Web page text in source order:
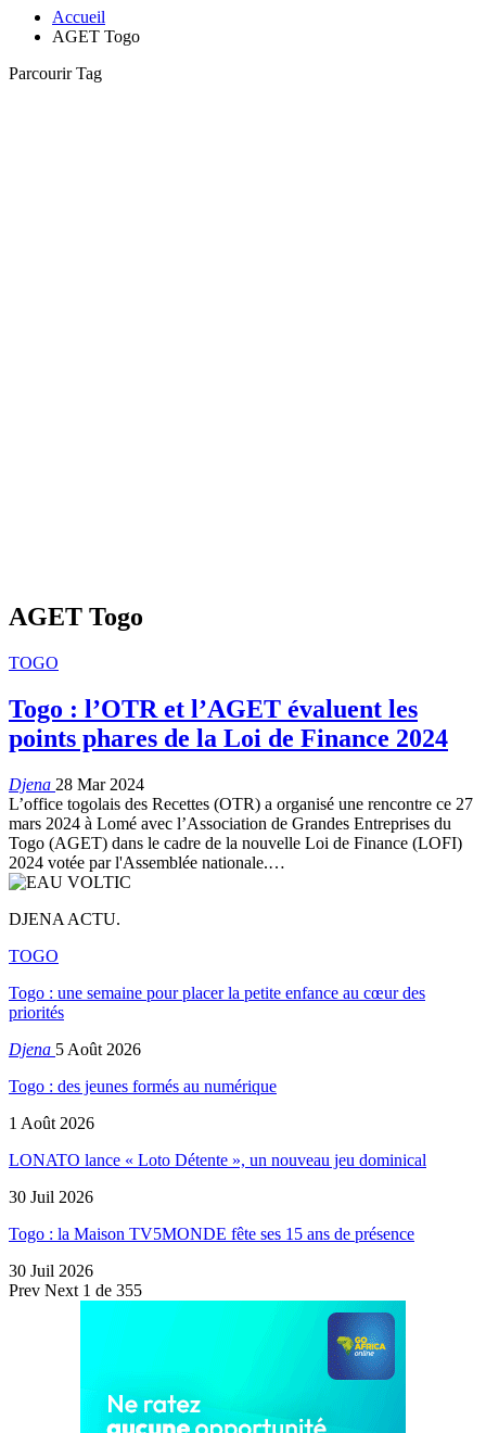
Accueil
AGET Togo
Parcourir Tag
AGET Togo
TOGO
Togo : l’OTR et l’AGET évaluent les
points phares de la Loi de Finance 2024
Djena 28 Mar 2024
L’office togolais des Recettes (OTR) a organisé une rencontre ce 27
mars 2024 à Lomé avec l’Association de Grandes Entreprises du
Togo (AGET) dans le cadre de la nouvelle Loi de Finance (LOFI)
2024 votée par l'Assemblée nationale.…
DJENA ACTU.
TOGO
Togo : une semaine pour placer la petite enfance au cœur des
priorités
Djena 5 Août 2026
Togo : des jeunes formés au numérique
1 Août 2026
LONATO lance « Loto Détente », un nouveau jeu dominical
30 Juil 2026
Togo : la Maison TV5MONDE fête ses 15 ans de présence
30 Juil 2026
Prev Next 1 de 355